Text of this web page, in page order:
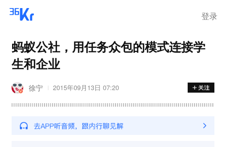
登录
蚂蚁公社，用任务众包的模式连接学
生和企业
徐宁 2015年09月13日 07:20